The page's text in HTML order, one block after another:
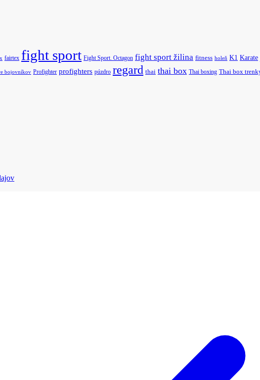
fairtex fight sport Fight Sport. Octagon fight sport žilina fitness holeň K1 Karate
bojovníkov Profighter profighters púzdro regard thai thai box Thai boxing Thai box